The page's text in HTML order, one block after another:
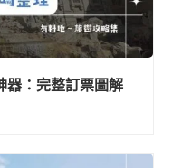
：完整訂票圖解